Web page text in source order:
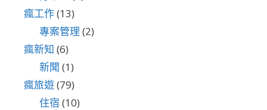
瘋工作(13)
專案管理 (2)
瘋新知 (6)
新聞 (1)
瘋旅遊(79)
住宿 (10)